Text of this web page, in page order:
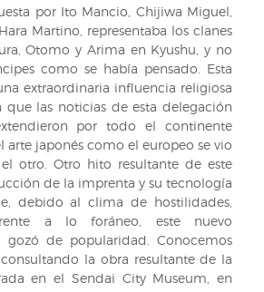
por Ito Mancio, Chijiwa Miguel,
Martino, representaba los clanes
Otomo y Arima en Kyushu, y no
como se había pensado. Esta
extraordinaria influencia religiosa
que las noticias de esta delegación
por todo el continente
arte japonés como el europeo se vio
otro. Otro hito resultante de este
de la imprenta y su tecnología
debido al clima de hostilidades,
a lo foráneo, este nuevo
de popularidad. Conocemos
la obra resultante de la
en el Sendai City Museum, en